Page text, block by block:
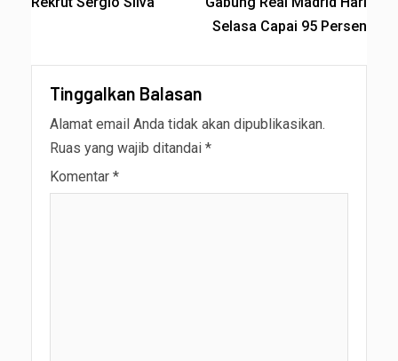
Selasa Capai 95 Persen
Tinggalkan Balasan
Alamat email Anda tidak akan dipublikasikan.
Ruas yang wajib ditandai *
Komentar *